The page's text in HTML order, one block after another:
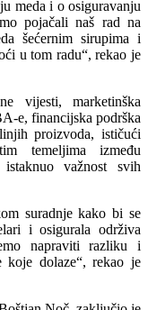
meda i o osiguravanju
pojačali naš rad na
šećernim sirupima i
u tom radu“, rekao je
vijesti, marketinška
e, financijska podrška
proizvoda, ističući
temeljima između
važnost svih
suradnje kako bi se
i osigurala održiva
napraviti razliku i
koje dolaze“, rekao je